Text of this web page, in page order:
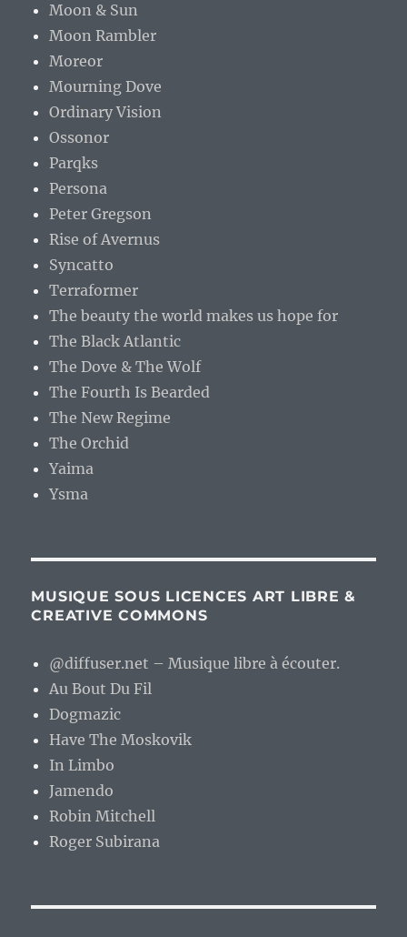
Moon & Sun
Moon Rambler
Moreor
Mourning Dove
Ordinary Vision
Ossonor
Parqks
Persona
Peter Gregson
Rise of Avernus
Syncatto
Terraformer
The beauty the world makes us hope for
The Black Atlantic
The Dove & The Wolf
The Fourth Is Bearded
The New Regime
The Orchid
Yaima
Ysma
MUSIQUE SOUS LICENCES ART LIBRE &
CREATIVE COMMONS
@diffuser.net – Musique libre à écouter.
Au Bout Du Fil
Dogmazic
Have The Moskovik
In Limbo
Jamendo
Robin Mitchell
Roger Subirana